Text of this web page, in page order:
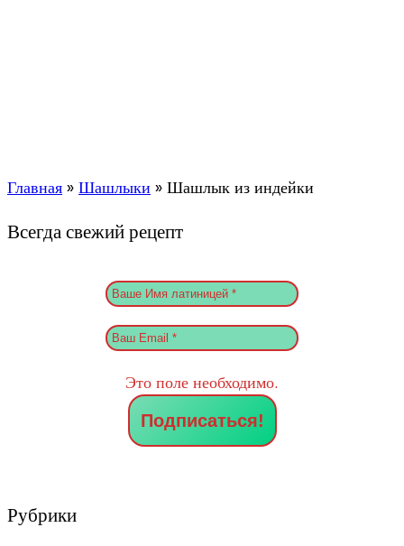
Главная»Шашлыки »Шашлык из индейки
Всегда свежий рецепт
Это поле необходимо.
Рубрики